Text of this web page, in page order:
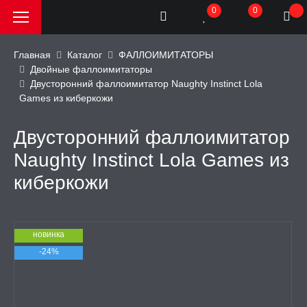
АКЦИИ и
0 0
Главная Каталог
ФАЛЛОИМИТАТОРЫ
Двойные фаллоимитаторы
Двусторонний фаллоимитатор Naughty Instinct Lola
Games из киберкожи
Двусторонний фаллоимитатор
Naughty Instinct Lola Games из
киберкожи
новинка
-24%